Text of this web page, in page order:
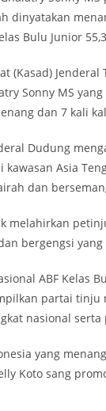
dinyatakan
Bulu Junior
(Kasad)
Sonny MS
dan 7 kali
Dudung
Asia
dan
melahirkan
bergengsi
ABF Kelas
partai
nasional serta
yang
Koto sang